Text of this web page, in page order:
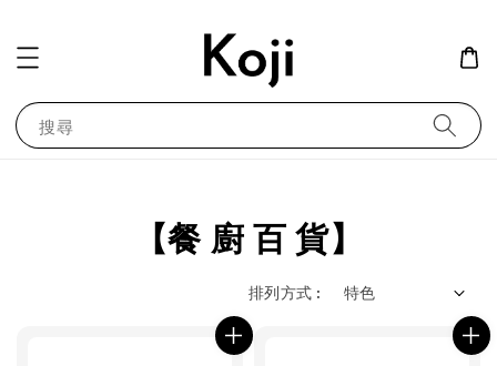
搜尋
【餐 廚 百 貨】
排列方式 :